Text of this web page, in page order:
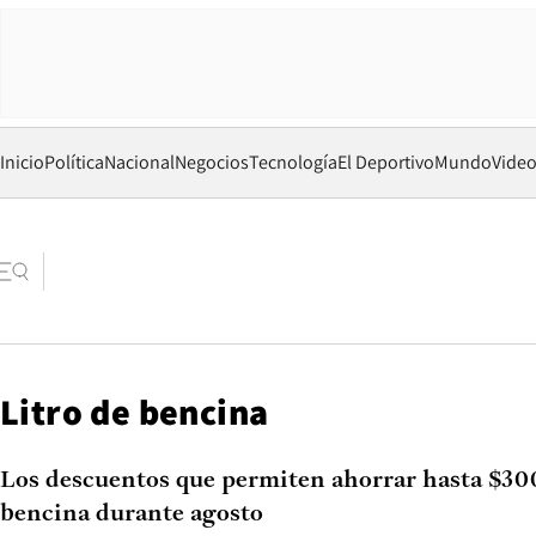
InicioPolíticaNacionalNegociosTecnologíaEl DeportivoMundo
Litro de bencina
Los descuentos que permiten ahorrar hasta
bencina durante agosto